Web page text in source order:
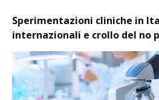
Sperimentazioni cliniche in
internazionali e crollo del no